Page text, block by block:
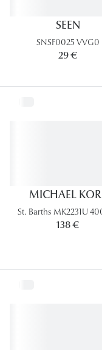
SEEN
SNSF0025 VVG0
29 €
MICHAEL
St. Barths MK2231U
138 €